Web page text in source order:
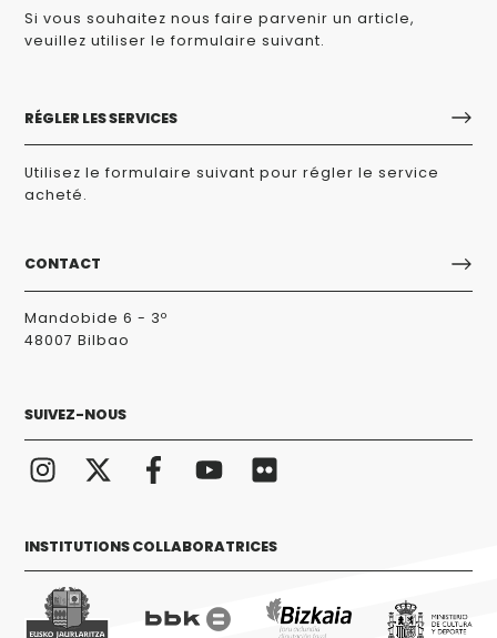
Si vous souhaitez nous faire parvenir un article,
veuillez utiliser le formulaire suivant.
RÉGLER LES SERVICES
Utilisez le formulaire suivant pour régler le service
acheté.
CONTACT
Mandobide 6 - 3º
48007 Bilbao
SUIVEZ-NOUS
INSTITUTIONS COLLABORATRICES